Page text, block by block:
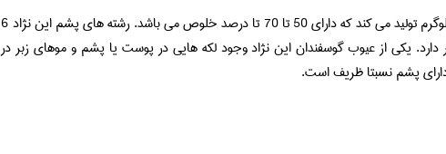
هر راس گوسفند این نژاد سالیانه 2.25 تا 4 کیلوگرم تولید می کند که دارای 50 تا 70 تا درصد خلوص می باشد. رشته های پشم این نژاد 6
طول و 27 تا 32 میکرون قطر دارد. یکی از عیوب گوسفندان این نژاد وجود لکه هایی در پوست یا پشم و موهای زبر در
پشم نسبتا ظریف است.